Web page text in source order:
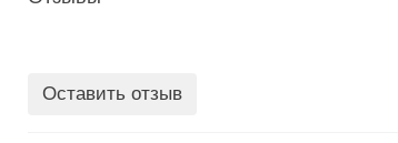
Оставить отзыв